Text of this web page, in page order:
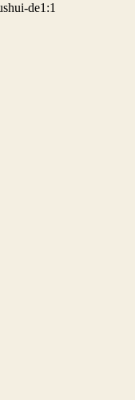
de1:1